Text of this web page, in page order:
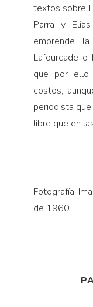
textos sobre
Parra y
emprende
Lafourcade o
que por ello
costos,
periodista
libre que en
Fotografía:
de 1960.